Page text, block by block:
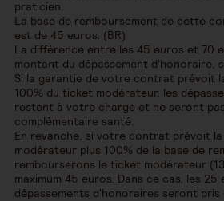
praticien.
La base de remboursement de cette
est de 45 euros. (BR)
La différence entre les 45 euros et 70
montant du dépassement d'honoraire,
Si la garantie de votre contrat prévoit
100% du ticket modérateur, les
restent à votre charge et ne seront
complémentaire santé.
En revanche, si votre contrat prévoit
modérateur plus 100% de la base de
rembourserons le ticket modérateur
maximum 45 euros. Dans ce cas, les 25
dépassements d'honoraires seront